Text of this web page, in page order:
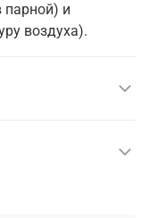
и
воздуха).